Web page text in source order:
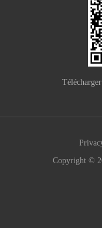
Copyright ©